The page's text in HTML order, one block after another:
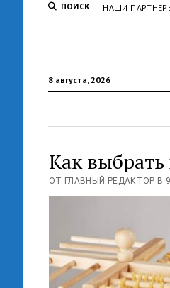
ПОИСК НАШИ
8 августа, 2026
Как выбрать
ОТ ГЛАВНЫЙ РЕДАКТОР В 9